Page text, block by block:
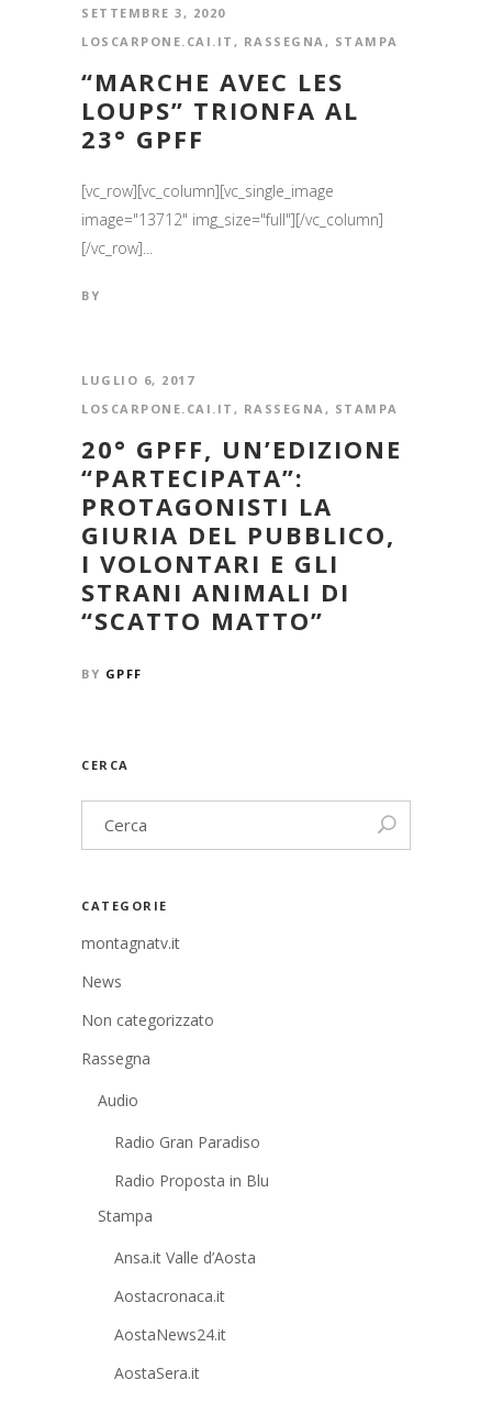
SETTEMBRE 3, 2020
LOSCARPONE.CAI.IT , RASSEGNA , STAMPA
“MARCHE AVEC LES
LOUPS” TRIONFA AL
23° GPFF
[vc_row][vc_column][vc_single_image
image="13712" img_size="full"][/vc_column]
[/vc_row]...
BY
LUGLIO 6, 2017
LOSCARPONE.CAI.IT , RASSEGNA , STAMPA
20° GPFF, UN’EDIZIONE
“PARTECIPATA”:
PROTAGONISTI LA
GIURIA DEL PUBBLICO,
I VOLONTARI E GLI
STRANI ANIMALI DI
“SCATTO MATTO”
BY GPFF
CERCA
CATEGORIE
montagnatv.it
News
Non categorizzato
Rassegna
Audio
Radio Gran Paradiso
Radio Proposta in Blu
Stampa
Ansa.it Valle d’Aosta
Aostacronaca.it
AostaNews24.it
AostaSera.it